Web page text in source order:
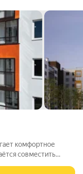
комфортное